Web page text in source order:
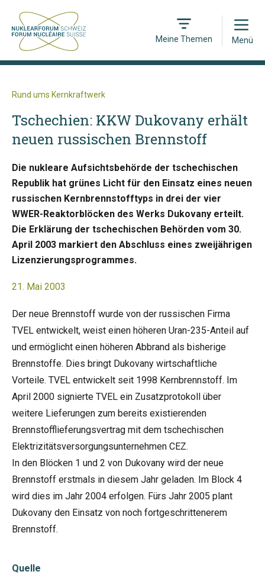
Meine Themen
Open
Menü
Rund ums Kernkraftwerk
Tschechien: KKW Dukovany erhält
neuen russischen Brennstoff
Die nukleare Aufsichtsbehörde der tschechischen
Republik hat grünes Licht für den Einsatz eines neuen
russischen Kernbrennstofftyps in drei der vier
WWER-Reaktorblöcken des Werks Dukovany erteilt.
Die Erklärung der tschechischen Behörden vom 30.
April 2003 markiert den Abschluss eines zweijährigen
Lizenzierungsprogrammes.
21. Mai 2003
Der neue Brennstoff wurde von der russischen Firma
TVEL entwickelt, weist einen höheren Uran-235-Anteil auf
und ermöglicht einen höheren Abbrand als bisherige
Brennstoffe. Dies bringt Dukovany wirtschaftliche
Vorteile. TVEL entwickelt seit 1998 Kernbrennstoff. Im
April 2000 signierte TVEL ein Zusatzprotokoll über
weitere Lieferungen zum bereits existierenden
Brennstofflieferungsvertrag mit dem tschechischen
Elektrizitätsversorgungsunternehmen CEZ.
In den Blöcken 1 und 2 von Dukovany wird der neue
Brennstoff erstmals in diesem Jahr geladen. Im Block 4
wird dies im Jahr 2004 erfolgen. Fürs Jahr 2005 plant
Dukovany den Einsatz von noch fortgeschrittenerem
Brennstoff.
Quelle